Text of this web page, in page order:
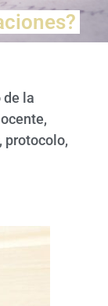
de la
protocolo,